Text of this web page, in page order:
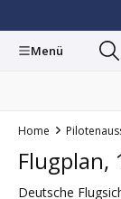
Menü
Home
Flugplan,
Deutsche